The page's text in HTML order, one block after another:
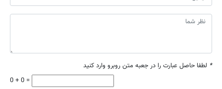
* لطفا حاصل عبارت را در جعبه متن روبرو وارد کنید
0 + 0 =